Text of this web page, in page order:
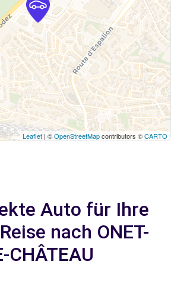
Leaflet | ©OpenStreetMapcontributors ©CARTO
Auto für Ihre
nach ONET-
CHÂTEAU